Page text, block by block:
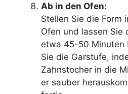
Ab in den Ofen:
Stellen Sie die Form
Ofen und lassen Sie
etwa 45-50 Minuten
Sie die Garstufe,
Zahnstocher in die
er sauber